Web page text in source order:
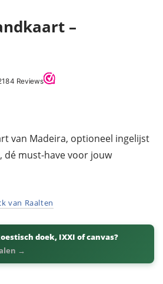
–
van Madeira, optioneel ingelijst
dé must-have voor jouw
van Raalten
doek, IXXI of canvas?
→